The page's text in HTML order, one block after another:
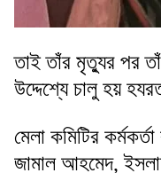
তাই তাঁর মৃত্যুর পর
উদ্দেশ্যে চালু হয়
মেলা কমিটির
জামাল আহমেদ,